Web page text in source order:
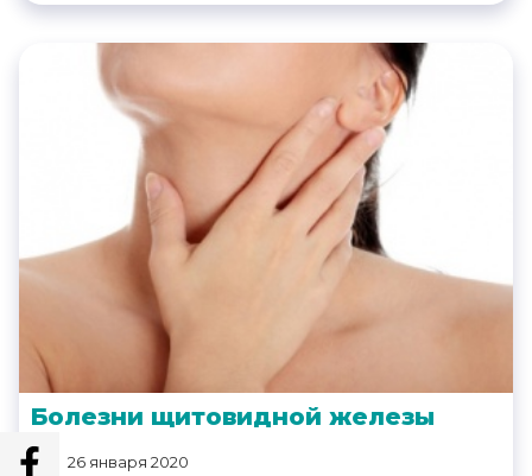
Болезни щитовидной железы
26 января 2020